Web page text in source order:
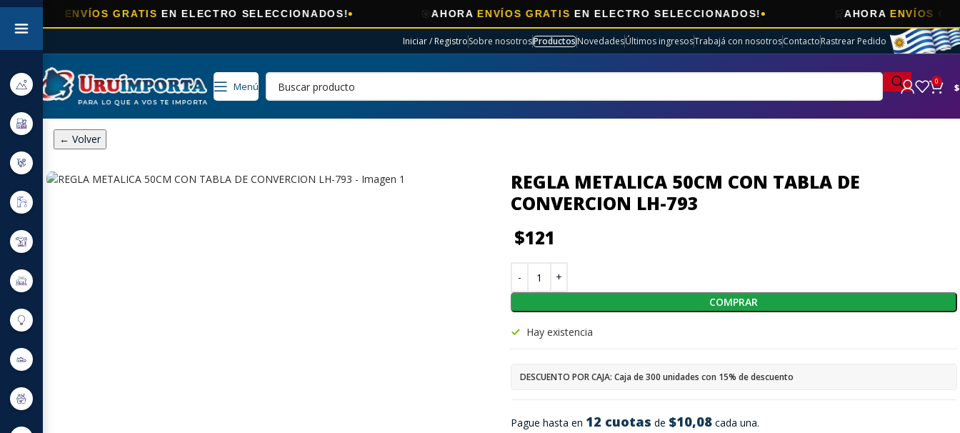
ENVÍOS GRATISEN ELECTRO SELECCIONADOS! ENVÍOS GRATISEN ELECTRO SELECCIONADOS! ENVÍOS GRATISEN
Iniciar / RegistroSobre nosotrosProductosNovedadesÚltimos ingresosTrabajá con nosotrosContactoRastrear Pedido
Menú 0 $
← Volver
REGLA METALICA 50CM CON TABLA DE
CONVERCION LH-793
$121
Pague hasta en 12 cuotas de $10,08cada una.
Hay existencia
DESCUENTO POR CAJA: Caja de 300 unidades con 15% de descuento
COMPRAR